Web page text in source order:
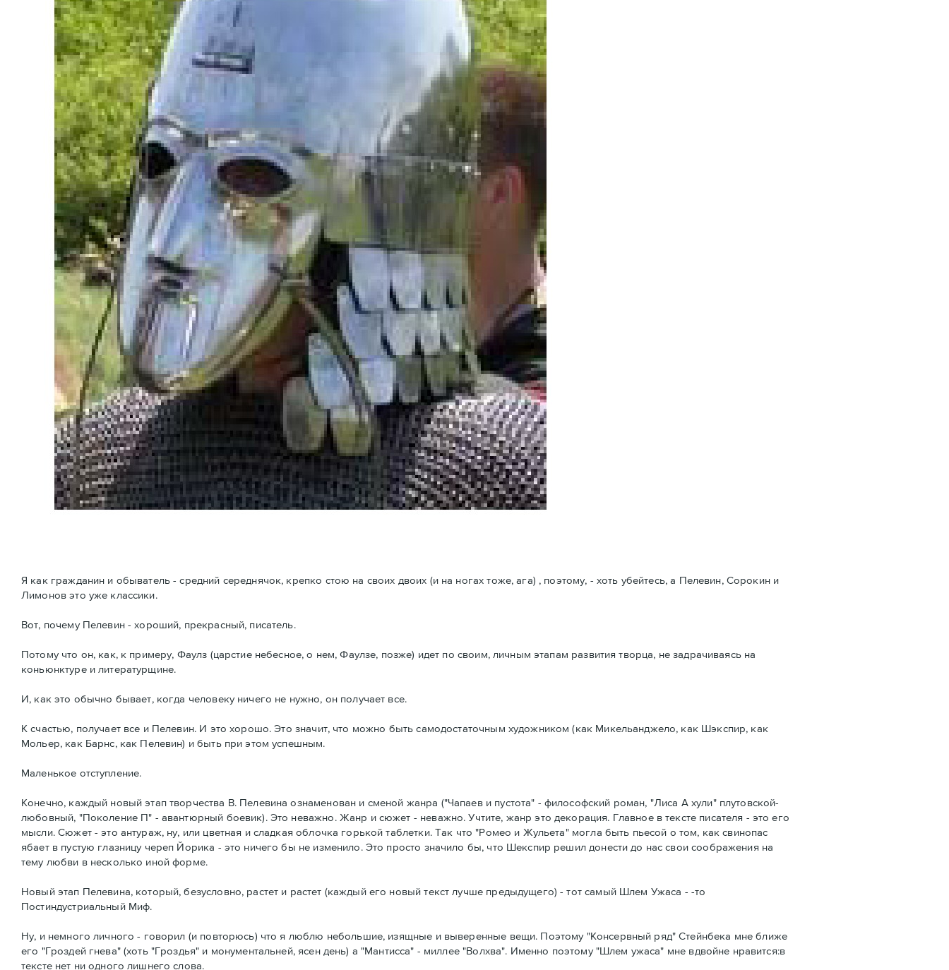
Я как гражданин и обыватель - средний середнячок, крепко стою на своих двоих (и на ногах тоже, ага) , поэтому, - хоть убейтесь, а Пелевин, Сорокин и
Лимонов это уже классики.
Вот, почему Пелевин - хороший, прекрасный, писатель.
Потому что он, как, к примеру, Фаулз (царстие небесное, о нем, Фаулзе, позже) идет по своим, личным этапам развития творца, не задрачиваясь на
коньюнктуре и литературщине.
И, как это обычно бывает, когда человеку ничего не нужно, он получает все.
К счастью, получает все и Пелевин. И это хорошо. Это значит, что можно быть самодостаточным художником (как Микельанджело, как Шэкспир, как
Мольер, как Барнс, как Пелевин) и быть при этом успешным.
Маленькое отступление.
Конечно, каждый новый этап творчества В. Пелевина ознаменован и сменой жанра ("Чапаев и пустота" - философский роман, "Лиса А хули" плутовской-
любовный, "Поколение П" - авантюрный боевик). Это неважно. Жанр и сюжет - неважно. Учтите, жанр это декорация. Главное в тексте писателя - это его
мысли. Сюжет - это антураж, ну, или цветная и сладкая облочка горькой таблетки. Так что "Ромео и Жульета" могла быть пьесой о том, как свинопас
ябает в пустую глазницу череп Йорика - это ничего бы не изменило. Это просто значило бы, что Шекспир решил донести до нас свои соображения на
тему любви в несколько иной форме.
Новый этап Пелевина, который, безусловно, растет и растет (каждый его новый текст лучше предыдущего) - тот самый Шлем Ужаса - -то
Постиндустриальный Миф.
Ну, и немного личного - говорил (и повторюсь) что я люблю небольшие, изящные и выверенные вещи. Поэтому "Консервный ряд" Стейнбека мне ближе
его "Гроздей гнева" (хоть "Гроздья" и монументальней, ясен день) а "Мантисса" - миллее "Волхва". Именно поэтому "Шлем ужаса" мне вдвойне нравится:в
тексте нет ни одного лишнего слова.